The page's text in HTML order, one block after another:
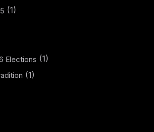
(1)
Elections (1)
(1)